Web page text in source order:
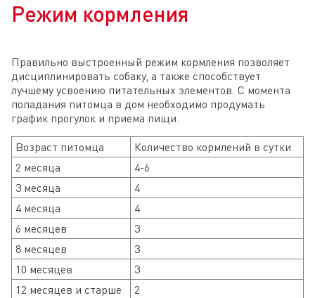
Режим кормления
Правильно выстроенный режим кормления позволяет
дисциплинировать собаку, а также способствует
лучшему усвоению питательных элементов. С момента
попадания питомца в дом необходимо продумать
график прогулок и приема пищи.
Возраст питомца
Количество кормлений в сутки
2 месяца
4-6
3 месяца
4
4 месяца
4
6 месяцев
3
8 месяцев
3
10 месяцев
3
12 месяцев и старше
2